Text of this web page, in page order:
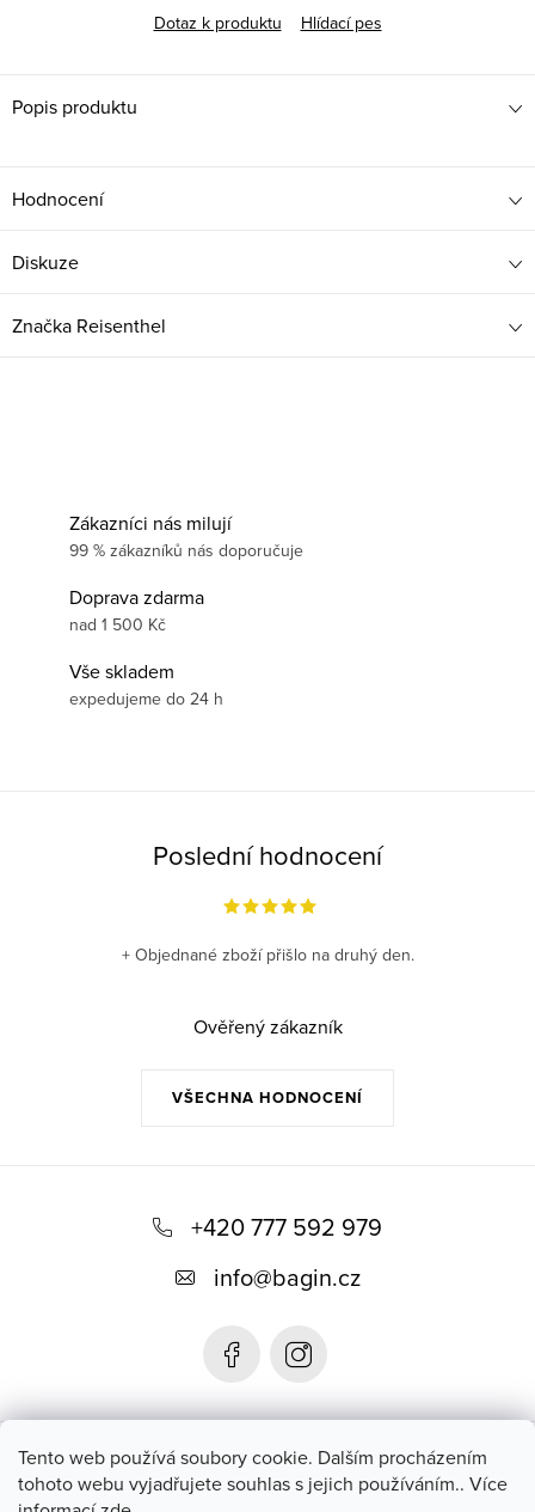
Tento web používá soubory cookie. Dalším procházením
tohoto webu vyjadřujete souhlas s jejich používáním.. Více
Dotaz k produktu
Hlídací pes
Popis produktu
Hodnocení
Diskuze
Značka Reisenthel
Zákazníci nás milují
99 % zákazníků nás doporučuje
Doprava zdarma
nad 1 500 Kč
Vše skladem
expedujeme do 24 h
Poslední hodnocení
VŠECHNA HODNOCENÍ
+ Objednané zboží přišlo na druhý den.
Ověřený zákazník
+420 777 592 979
info@bagin.cz
Bagin.cz